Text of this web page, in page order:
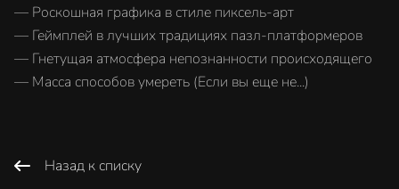
— Роскошная графика в стиле пиксель-арт
— Геймплей в лучших традициях пазл-платформеров
— Гнетущая атмосфера непознанности происходящего
— Масса способов умереть (Если вы еще не...)
Назад к списку